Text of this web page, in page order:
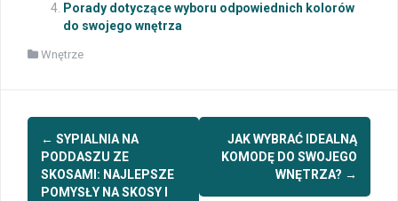
Porady dotyczące wyboru odpowiednich kolorów
do swojego wnętrza
Wnętrze
Post
navigation
← SYPIALNIA NA
PODDASZU ZE
SKOSAMI: NAJLEPSZE
POMYSŁY NA SKOSY I
JAK WYBRAĆ IDEALNĄ
KOMODĘ DO SWOJEGO
WNĘTRZA? →